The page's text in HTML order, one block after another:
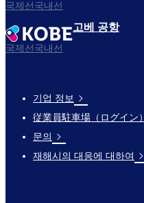
국제선국내선
고베 공항
국제선국내선
Footer
Links
기업 정보
従業員駐車場（ログイン）
문의
재해시의 대응에 대하여